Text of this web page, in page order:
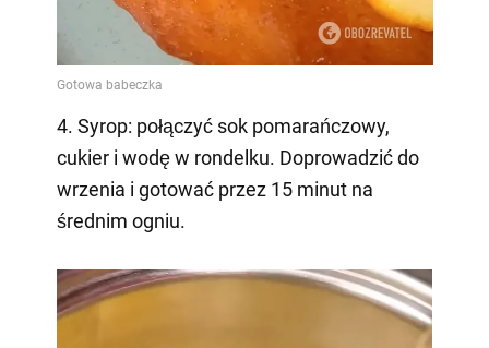
4. Syrop: połączyć sok pomarańczowy,
cukier i wodę w rondelku. Doprowadzić do
wrzenia i gotować przez 15 minut na
średnim ogniu.